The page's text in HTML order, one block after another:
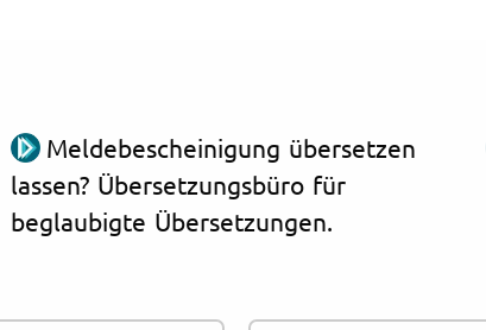
Meldebescheinigung übersetzen
lassen? Übersetzungsbüro für
beglaubigte Übersetzungen.